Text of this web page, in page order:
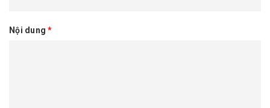
Nội dung*